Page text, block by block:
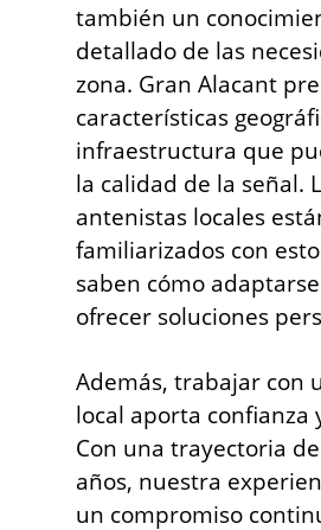
también un
detallado de las
zona. Gran Alacant
características
infraestructura que
la calidad de la señal.
antenistas locales
familiarizados con
saben cómo
ofrecer soluciones
Además, trabajar con
local aporta confianza
Con una trayectoria
años, nuestra
un compromiso